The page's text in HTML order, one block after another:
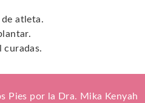
de atleta.
curadas.
Pies por la Dra. Mika Kenyah